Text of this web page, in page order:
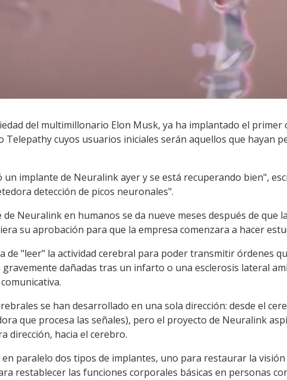
del multimillonario Elon Musk, ya ha implantado el primer
cuyos usuarios iniciales serán aquellos que hayan
implante de Neuralink ayer y se está recuperando bien",
detección de picos neuronales".
Neuralink en humanos se da nueve meses después de que
su aprobación para que la empresa comenzara a hacer
de "leer" la actividad cerebral para poder transmitir órdenes
dañadas tras un infarto o una esclerosis lateral
se han desarrollado en una sola dirección: desde el
que procesa las señales), pero el proyecto de Neuralink
dirección, hacia el cerebro.
paralelo dos tipos de implantes, uno para restaurar la
restablecer las funciones corporales básicas en personas